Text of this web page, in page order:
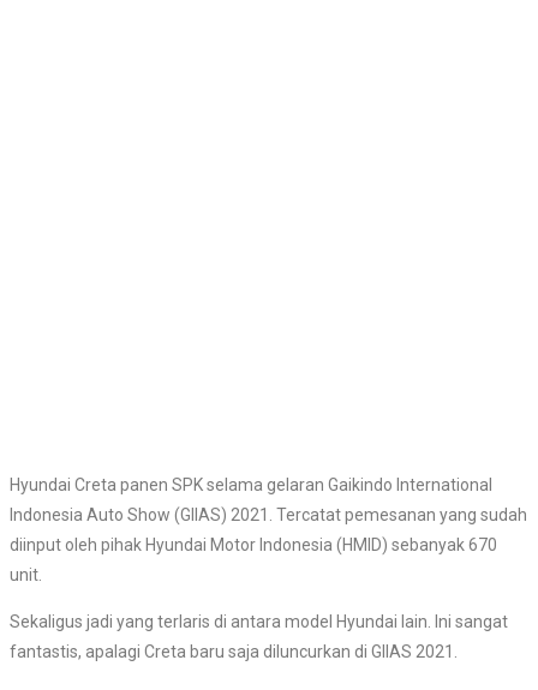
Hyundai Creta panen SPK selama gelaran Gaikindo International
Indonesia Auto Show (GIIAS) 2021. Tercatat pemesanan yang sudah
diinput oleh pihak Hyundai Motor Indonesia (HMID) sebanyak 670
unit.
Sekaligus jadi yang terlaris di antara model Hyundai lain. Ini sangat
fantastis, apalagi Creta baru saja diluncurkan di GIIAS 2021.